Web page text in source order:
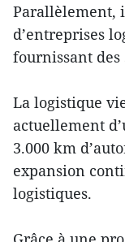
Parallèlement,
d’entreprises
fournissant des
La logistique
actuellement
3.000 km
expansion
logistiques.